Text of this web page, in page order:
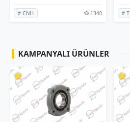
# TÜMOSAN
KAMPANYALI ÜRÜNLER
⭐